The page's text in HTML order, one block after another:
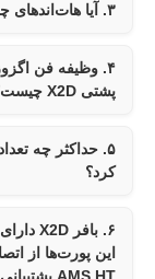
۳. آیا هات‌اندهای چپ و راست کاملاً یکسان هستند؟
پشتی X2D چیست؟
کرد؟